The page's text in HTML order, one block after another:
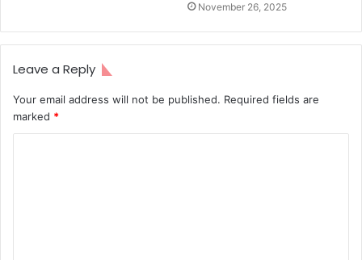
November 26, 2025
Leave a Reply
Your email address will not be published. Required fields are
marked *